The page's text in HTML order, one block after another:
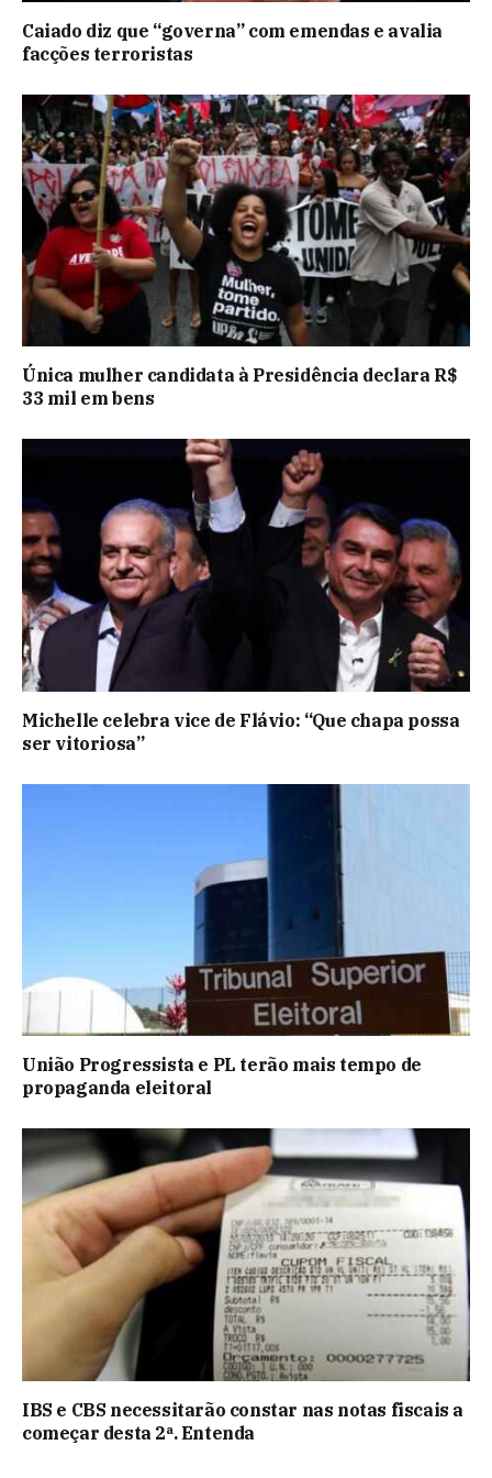
Caiado diz que “governa” com emendas e avalia
facções terroristas
Única mulher candidata à Presidência declara R$
33 mil em bens
Michelle celebra vice de Flávio: “Que chapa possa
ser vitoriosa”
União Progressista e PL terão mais tempo de
propaganda eleitoral
IBS e CBS necessitarão constar nas notas fiscais a
começar desta 2ª. Entenda